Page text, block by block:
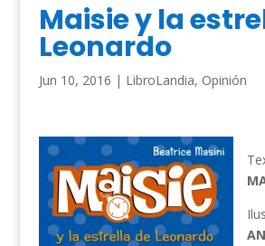
Maisie y la
Leonardo
Jun 10, 2016 | LibroLandia, Opinión